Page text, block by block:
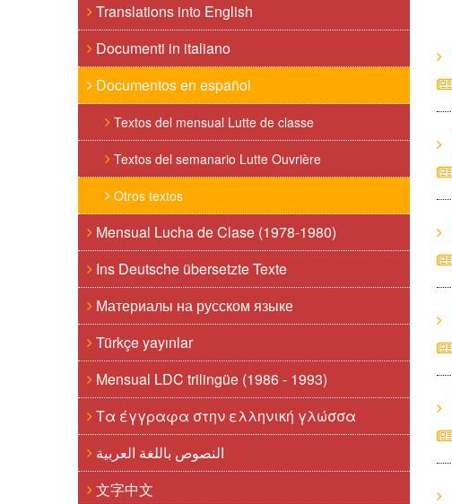
Translations into English
Documenti in italiano
Documentos en español
Textos del mensual Lutte de classe
Textos del semanario Lutte Ouvrière
Otros textos
Mensual Lucha de Clase (1978-1980)
Ins Deutsche übersetzte Texte
Материалы на русском языке
Türkçe yayınlar
Mensual LDC trilingüe (1986 - 1993)
Τα έγγραφα στην ελληνική γλώσσα
النصوص باللغة العربية
文字中文